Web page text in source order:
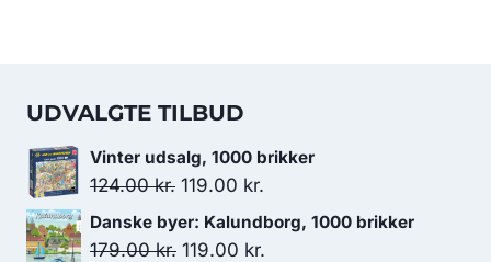
UDVALGTE TILBUD
Vinter udsalg, 1000 brikker
124.00kr. Den
oprindelige
pris
119.00 kr.
aktuelle
Danske byer: Kalundborg, 1000 brikker
179.00kr. Den
119.00 kr.